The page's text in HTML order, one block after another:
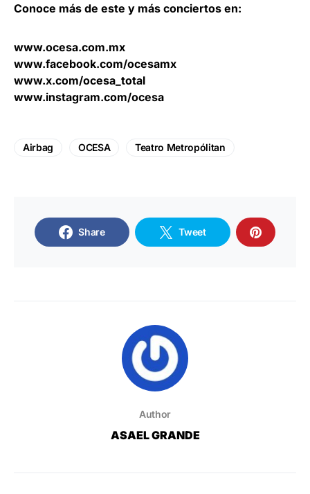
Conoce más de este y más conciertos en:
www.ocesa.com.mx
www.facebook.com/ocesamx
www.x.com/ocesa_total
www.instagram.com/ocesa
Airbag OCESA Teatro Metropólitan
Share Tweet
Author
ASAEL GRANDE